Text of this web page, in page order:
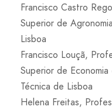
Francisco Castro
Superior de
Lisboa
Francisco Louçã,
Superior de
Técnica de Lisboa
Helena Freitas,